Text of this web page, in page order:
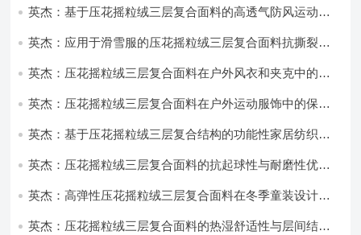
英杰：基于压花摇粒绒三层复合面料的高透气防风运动服
英杰：应用于滑雪服的压花摇粒绒三层复合面料抗撕裂与
英杰：压花摇粒绒三层复合面料在户外风衣和夹克中的应
英杰：压花摇粒绒三层复合面料在户外运动服饰中的保暖
英杰：基于压花摇粒绒三层复合结构的功能性家居纺织品
英杰：压花摇粒绒三层复合面料的抗起球性与耐磨性优化
英杰：高弹性压花摇粒绒三层复合面料在冬季童装设计中
英杰：压花摇粒绒三层复合面料的热湿舒适性与层间结合